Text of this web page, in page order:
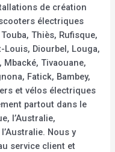
de création
électriques
Thiès, Rufisque,
Louis, Diourbel, Louga,
Mbacké, Tivaouane,
Fatick, Bambey,
et vélos électriques
partout dans le
l’Australie,
Nous y
service client et